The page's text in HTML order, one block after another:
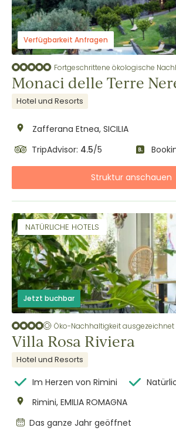
Verfügbarkeit Anfragen
Fortgeschrittene ökologische
Monaci delle Terre
Hotel und Resorts
Zafferana Etnea, SICILIA
TripAdvisor: 4.5/5
Struktur anschauen
NATÜRLICHE HOTELS
Jetzt buchbar
Öko-Nachhaltigkeit ausgezeichnet
Villa Rosa Riviera
Hotel und Resorts
Im Herzen von Rimini
Rimini, EMILIA ROMAGNA
Das ganze Jahr geöffnet